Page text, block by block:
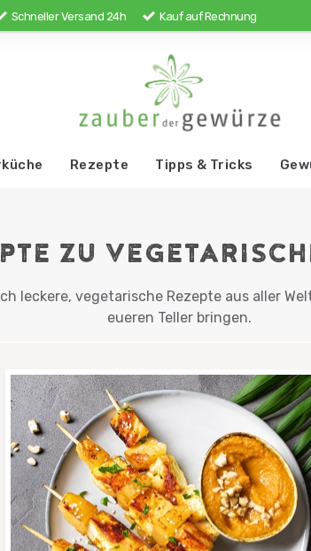
Schneller Versand 24h Kauf auf Rechnung
Rezepte Tipps & Tricks
ZU
leckere, vegetarische Rezepte aus aller
eueren Teller bringen.